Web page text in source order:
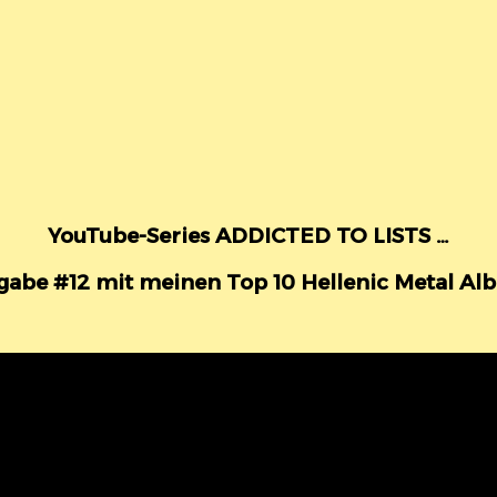
YouTube-Series ADDICTED TO LISTS …
#12 mit meinen Top 10 Hellenic Metal